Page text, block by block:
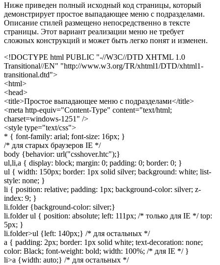
Ниже приведен полный исходный код страницы, который
демонстрирует простое выпадающее меню с подразделами.
Описание стилей размещено непосредственно в тексте
страницы. Этот вариант реализации меню не требует
сложных конструкций и может быть легко понят и изменен.
<!DOCTYPE html PUBLIC "-//W3C//DTD XHTML 1.0
Transitional//EN" "http://www.w3.org/TR/xhtml1/DTD/xhtml1-
transitional.dtd">
<html>
<head>
<title>Простое выпадающее меню с подразделами</title>
<meta http-equiv="Content-Type" content="text/html;
charset=windows-1251" />
<style type="text/css">
* { font-family: arial; font-size: 16px; }
/* для старых браузеров IE */
body {behavior: url("csshover.htc");}
ul,li,a { display: block; margin: 0; padding: 0; border: 0; }
ul { width: 150px; border: 1px solid silver; background: white; list-
style: none; }
li { position: relative; padding: 1px; background-color: silver; z-
index: 9; }
li.folder {background-color: silver;}
li.folder ul { position: absolute; left: 111px; /* только для IE */ top:
5px; }
li.folder>ul {left: 140px;} /* для остальных */
a { padding: 2px; border: 1px solid white; text-decoration: none;
color: Black; font-weight: bold; width: 100%; /* для IE */ }
li>a {width: auto;} /* для остальных */